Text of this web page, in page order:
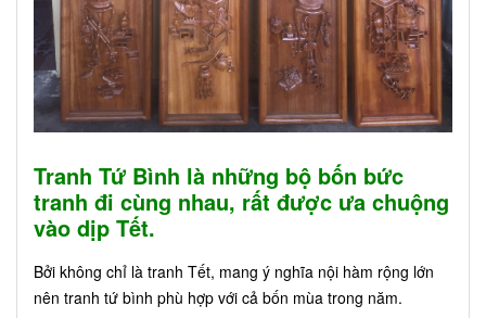
Tranh Tứ Bình là những bộ bốn bức
tranh đi cùng nhau, rất được ưa chuộng
vào dịp Tết.
Bởi không chỉ là tranh Tết, mang ý nghĩa nội hàm rộng lớn
nên tranh tứ bình phù hợp với cả bốn mùa trong năm.